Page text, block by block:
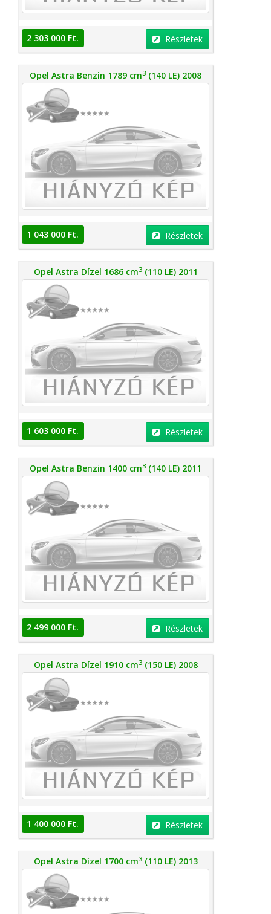
2 303 000 Ft. Részletek
Opel Astra Benzin 1789 cm3 (140 LE) 2008
1 043 000 Ft. Részletek
Opel Astra Dízel 1686 cm3(110 LE) 2011
1 603 000 Ft. Részletek
Opel Astra Benzin 1400 cm3 (140 LE) 2011
2 499 000 Ft. Részletek
Opel Astra Dízel 1910 cm3(150 LE) 2008
1 400 000 Ft. Részletek
Opel Astra Dízel 1700 cm3(110 LE) 2013